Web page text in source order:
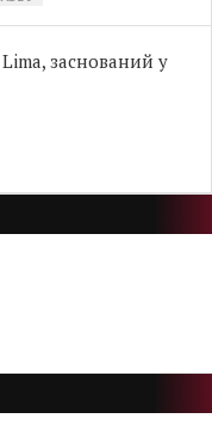
заснований у